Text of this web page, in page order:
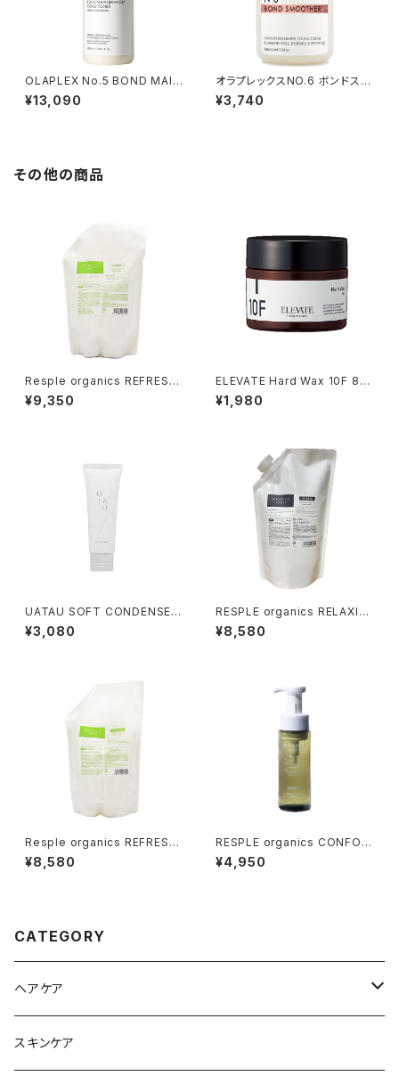
OLAPLEX No.5 BOND MAIN
TENANCE CONDITIONER 1
000ml
¥13,090
オラプレックスNO.6 ボンドスム
ーサー『洗い流さないトリートメ
ント』100ml
¥3,740
その他の商品
Resple organics REFRESH
TREATMENT 800ｇ 詰替え
¥9,350
ELEVATE Hard Wax 10F 85
ｇ
¥1,980
UATAU SOFT CONDENSE 6
0g
¥3,080
RESPLE organics RELAXIN
G SHAMPOO 800ml 詰替え
¥8,580
Resple organics REFRESH
SHAMPOO 800ml 詰替え
¥8,580
RESPLE organics CONFOR
T FORM 200ml
¥4,950
CATEGORY
ヘアケア
シャンプー
スキンケア